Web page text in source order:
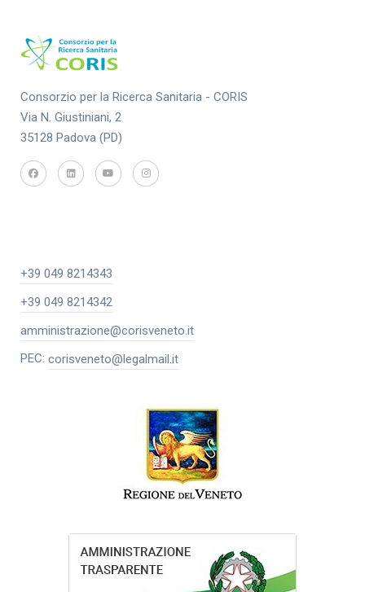
Consorzio per la Ricerca Sanitaria - CORIS
Via N. Giustiniani, 2
35128 Padova (PD)
+39 049 8214343
+39 049 8214342
amministrazione@corisveneto.it
PEC: corisveneto@legalmail.it